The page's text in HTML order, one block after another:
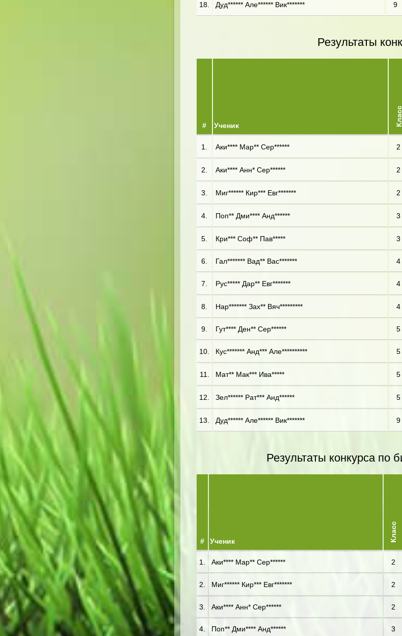
18. Дуд****** Але****** Вик******* 9
Результаты
# Ученик Класс
1. Аки**** Мар** Сер****** 2
2. Аки**** Анн* Сер****** 2
3. Миг****** Кир*** Евг******* 2
4. Поп** Дми**** Анд****** 3
5. Кри*** Соф** Пав***** 3
6. Гал******* Вад** Вас******* 4
7. Рус***** Дар** Евг******* 4
8. Нар******* Зах** Вяч********* 4
9. Гут**** Ден** Сер****** 5
10. Кус******* Анд*** Але********** 5
11. Мат** Мак*** Ива***** 5
12. Зел****** Рат*** Анд****** 5
13. Дуд****** Але****** Вик******* 9
Результаты конкурса по
# Ученик Класс
1. Аки**** Мар** Сер****** 2
2. Миг****** Кир*** Евг******* 2
3. Аки**** Анн* Сер****** 2
4. Поп** Дми**** Анд****** 3